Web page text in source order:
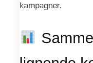
kampagner.